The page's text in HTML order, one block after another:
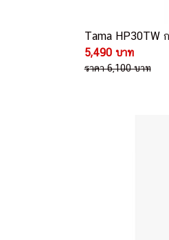
Tama HP30TW ก
5,490 บาท
ราคา 6,100 บาท